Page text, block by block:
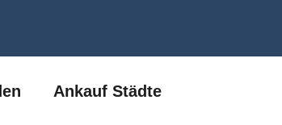
Ankauf Städte